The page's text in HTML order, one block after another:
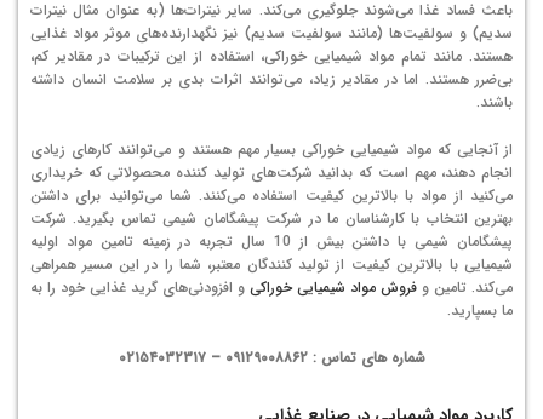
باعث فساد غذا می‌شوند جلوگیری می‌کند. سایر نیترات‌ها (به عنوان مثال نیترات
سدیم) و سولفیت‌ها (مانند سولفیت سدیم) نیز نگهدارنده‌های موثر مواد غذایی
هستند. مانند تمام مواد شیمیایی خوراکی، استفاده از این ترکیبات در مقادیر کم،
بی‌ضرر هستند. اما در مقادیر زیاد، می‌توانند اثرات بدی بر سلامت انسان داشته
باشند.
از آنجایی که مواد شیمیایی خوراکی بسیار مهم هستند و می‌توانند کارهای زیادی
انجام دهند، مهم است که بدانید شرکت‌های تولید کننده محصولاتی که خریداری
می‌کنید از مواد با بالاترین کیفیت استفاده می‌کنند. شما می‌توانید برای داشتن
بهترین انتخاب با کارشناسان ما در شرکت پیشگامان شیمی تماس بگیرید. شرکت
پیشگامان شیمی با داشتن بیش از 10 سال تجربه در زمینه تامین مواد اولیه
شیمیایی با بالاترین کیفیت از تولید کنندگان معتبر، شما را در این مسیر همراهی
می‌کند. تامین و فروش مواد شیمیایی خوراکی و افزودنی‌های گرید غذایی خود را به
ما بسپارید.
شماره های تماس : ۰۹۱۲۹۰۰۸۸۶۲ – ۰۲۱۵۴۰۳۲۳۱۷